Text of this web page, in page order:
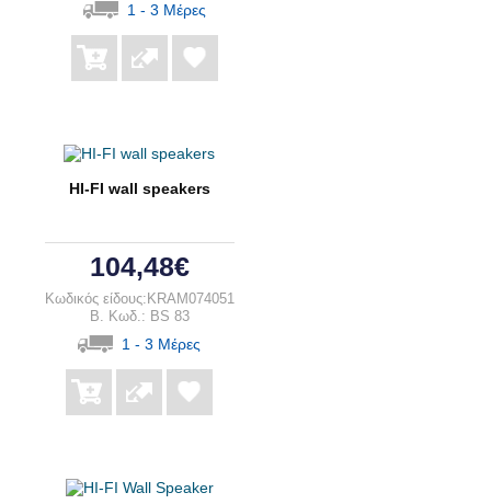
1 - 3 Μέρες
HI-FI wall speakers
104,48€
Κωδικός είδους:KRAM074051
B. Κωδ.: BS 83
1 - 3 Μέρες